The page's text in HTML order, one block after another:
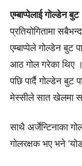
एम्बाप्पेलाई गोल्डेन बुट
प्रतियोगितामा
एम्बाप्पेले गोल्डेन बुट
आठ गोल गरेका थिए
पछि पार्दै गोल्डेन बुट
मेस्सीले सात खेलमा
साथै अर्जेन्टिनाका
गोलरक्षक भए भने